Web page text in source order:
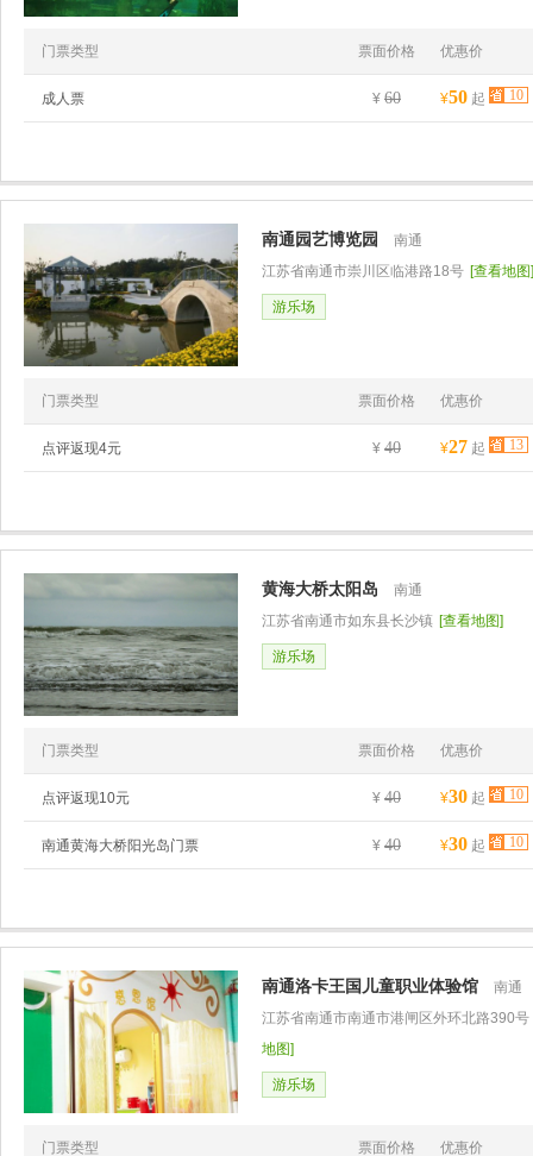
门票类型 票面价格 优惠价
成人票 ¥ 60 ¥50 起 10
南通园艺博览园
南通
江苏省南通市崇川区临港路18号 [查看地图]
游乐场
门票类型 票面价格 优惠价
点评返现4元 ¥ 40 ¥27 起 13
黄海大桥太阳岛
南通
江苏省南通市如东县长沙镇 [查看地图]
游乐场
门票类型 票面价格 优惠价
点评返现10元 ¥ 40 ¥30 起 10
南通黄海大桥阳光岛门票 ¥ 40 ¥30 起 10
南通洛卡王国儿童职业体验馆
南通
江苏省南通市南通市港闸区外环北路390号
地图]
游乐场
门票类型 票面价格 优惠价